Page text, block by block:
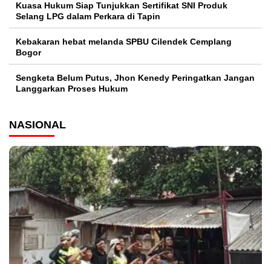
Kuasa Hukum Siap Tunjukkan Sertifikat SNI Produk
Selang LPG dalam Perkara di Tapin
Kebakaran hebat melanda SPBU Cilendek Cemplang
Bogor
Sengketa Belum Putus, Jhon Kenedy Peringatkan Jangan
Langgarkan Proses Hukum
NASIONAL